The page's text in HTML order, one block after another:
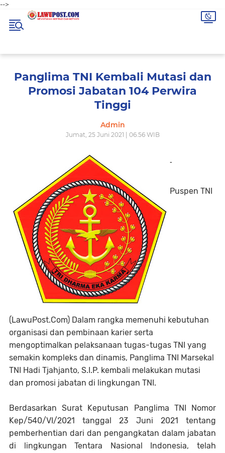
-->
Panglima TNI Kembali Mutasi dan
Promosi Jabatan 104 Perwira
Tinggi
Admin
Jumat, 25 Juni 2021 | 06.56 WIB
-
Puspen TNI
(LawuPost.Com) Dalam rangka memenuhi kebutuhan
organisasi dan pembinaan karier serta
mengoptimalkan pelaksanaan tugas-tugas TNI yang
semakin kompleks dan dinamis, Panglima TNI Marsekal
TNI Hadi Tjahjanto, S.I.P. kembali melakukan mutasi
dan promosi jabatan di lingkungan TNI.
Berdasarkan Surat Keputusan Panglima TNI Nomor
Kep/540/VI/2021 tanggal 23 Juni 2021 tentang
pemberhentian dari dan pengangkatan dalam jabatan
di lingkungan Tentara Nasional Indonesia, telah